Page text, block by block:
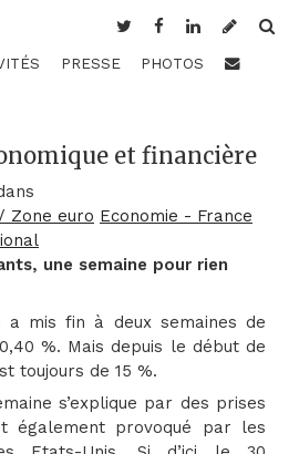
PRESSE PHOTOS
et financière
Zone euro Economie - France
une semaine pour rien
a mis fin à deux semaines de
%. Mais depuis le début de
toujours de 15 %.
s’explique par des prises
également provoqué par les